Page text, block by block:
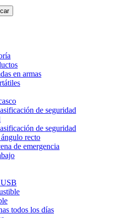
en armas
de seguridad
de seguridad
recto
de emergencia
todos los días